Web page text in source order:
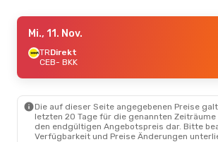
Mi., 11. Nov.
TRDirekt
CEB- BKK
Die auf dieser Seite angegebenen Preise
letzten 20 Tage für die genannten
den endgültigen Angebotspreis dar. Bitte
Verfügbarkeit und Preise Änderungen